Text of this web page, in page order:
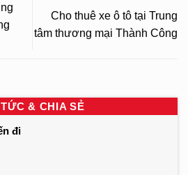
Cho thuê xe ô tô tại Trung
tâm thương mại Thành Công
& CHIA SẺ
đi